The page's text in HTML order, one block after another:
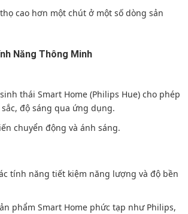
cao hơn một chút ở một số dòng sản
Năng Thông Minh
thái Smart Home (Philips Hue) cho phép
độ sáng qua ứng dụng.
chuyển động và ánh sáng.
tính năng tiết kiệm năng lượng và độ bền
phẩm Smart Home phức tạp như Philips,